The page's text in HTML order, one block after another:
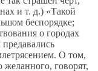
и т. д.) «Такой
беспорядке;
о городах
О том,
желанного, говорят,